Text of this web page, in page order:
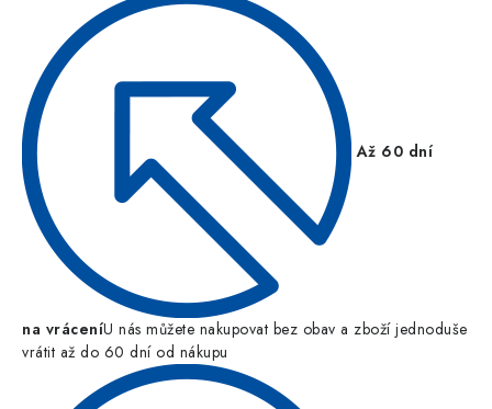
Až 60 dní
na vráceníU nás můžete nakupovat bez obav a zboží jednoduše
vrátit až do 60 dní od nákupu